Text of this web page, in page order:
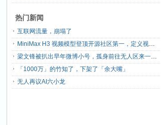
热门新闻
互联网流量，崩塌了
MiniMax H3 视频模型登顶开源社区第一，定义视频模型领域“斩杀线”
梁文锋被扒出早年微博小号，孤身前往无人区来一场相当 deep 的 seek 旅行
「1000万」的竹知了，下架了「余大嘴」
无人再议AI六小龙